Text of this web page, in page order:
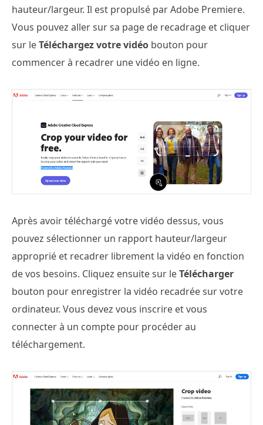
hauteur/largeur. Il est propulsé par Adobe Premiere.
Vous pouvez aller sur sa page de recadrage et cliquer
sur leTéléchargez votre vidéo bouton pour
commencer à recadrer une vidéo en ligne.
Après avoir téléchargé votre vidéo dessus, vous
pouvez sélectionner un rapport hauteur/largeur
approprié et recadrer librement la vidéo en fonction
de vos besoins. Cliquez ensuite sur leTélécharger
bouton pour enregistrer la vidéo recadrée sur votre
ordinateur. Vous devez vous inscrire et vous
connecter à un compte pour procéder au
téléchargement.